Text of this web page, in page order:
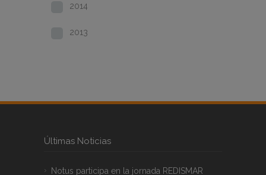
2014
2013
Últimas Noticias
Notus participa en la jornada REDISMAR